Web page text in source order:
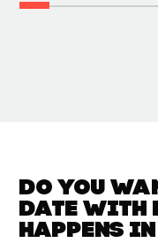
Do you
date with
happens